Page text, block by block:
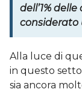
dell’1%
considerato
Alla luce di
in questo
sia ancora